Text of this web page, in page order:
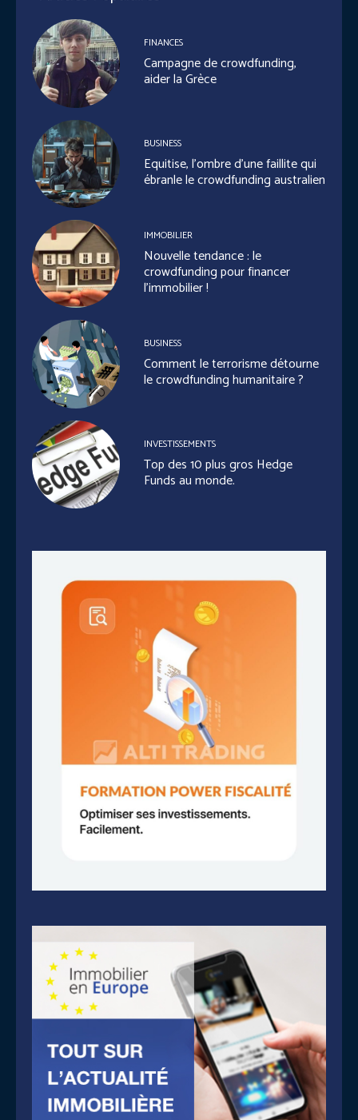
FINANCES
Campagne de crowdfunding,
aider la Grèce
BUSINESS
Equitise, l’ombre d’une faillite qui
ébranle le crowdfunding australien
IMMOBILIER
Nouvelle tendance : le
crowdfunding pour financer
l’immobilier !
BUSINESS
Comment le terrorisme détourne
le crowdfunding humanitaire ?
INVESTISSEMENTS
Top des 10 plus gros Hedge
Funds au monde.